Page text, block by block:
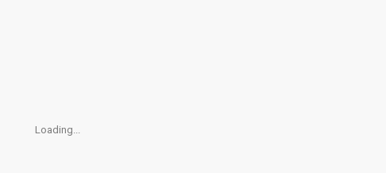
Loading...